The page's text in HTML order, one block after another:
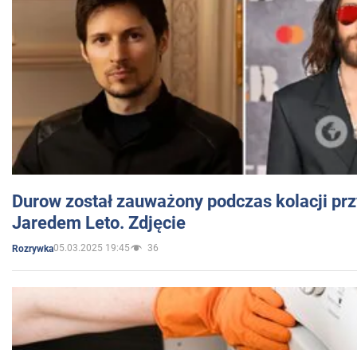
Durow został zauważony podczas kolacji
Jaredem Leto. Zdjęcie
Rozrywka05.03.2025 19:45 36